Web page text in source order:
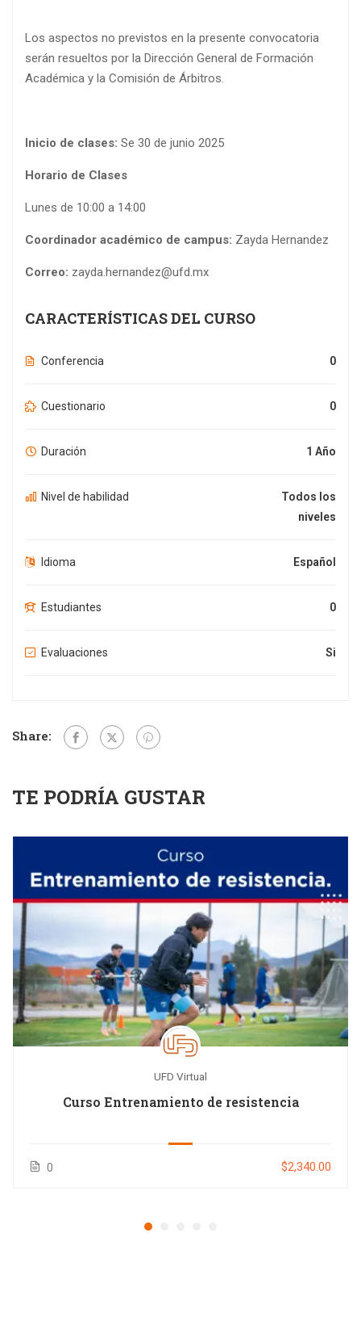
Los aspectos no previstos en la presente convocatoria
serán resueltos por la Dirección General de Formación
Académica y la Comisión de Árbitros.
Inicio de clases: Se 30 de junio 2025
Horario de Clases
Lunes de 10:00 a 14:00
Coordinador académico de campus: Zayda Hernandez
Correo: zayda.hernandez@ufd.mx
CARACTERÍSTICAS DEL CURSO
Conferencia 0
Cuestionario 0
Duración 1 Año
Nivel de habilidad
Todos los
niveles
Idioma Español
Estudiantes 0
Evaluaciones Si
Share:
TE PODRÍA GUSTAR
UFD Virtual
Curso Entrenamiento de resistencia
0 $2,340.00